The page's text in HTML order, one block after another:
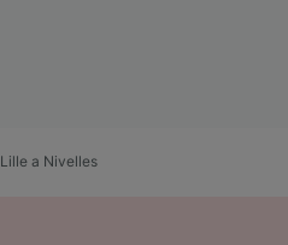
Lille a Nivelles